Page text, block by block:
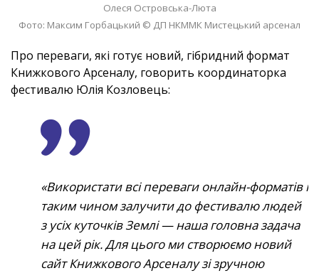
Олеся Островська-Люта
Фото: Максим Горбацький © ДП НКММК Мистецький арсенал
Про переваги, які готує новий, гібридний формат
Книжкового Арсеналу, говорить координаторка
фестивалю Юлія Козловець:
Використати всі переваги онлайн-форматів і
таким чином залучити до фестивалю людей
з усіх куточків Землі—наша головна задача
на цей рік. Для цього ми створюємо новий
сайт Книжкового Арсеналу зі зручною